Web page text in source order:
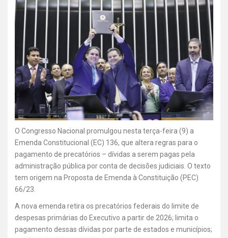
O Congresso Nacional promulgou nesta terça-feira (9) a
Emenda Constitucional (EC) 136, que altera regras para o
pagamento de precatórios – dívidas a serem pagas pela
administração pública por conta de decisões judiciais. O texto
tem origem na Proposta de Emenda à Constituição (PEC)
66/23.
A nova emenda retira os precatórios federais do limite de
despesas primárias do Executivo a partir de 2026; limita o
pagamento dessas dívidas por parte de estados e municípios;